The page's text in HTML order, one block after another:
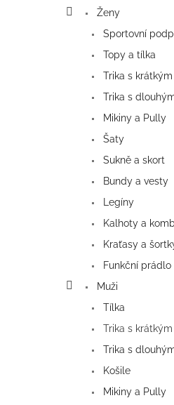
Ženy
Sportovní
Topy a tílka
Trika s
Trika s
Mikiny a Pully
Šaty
Sukně a skort
Bundy a vesty
Legíny
Kalhoty a
Kraťasy a
Funkční prádlo
Muži
Tílka
Trika s
Trika s
Košile
Mikiny a Pully